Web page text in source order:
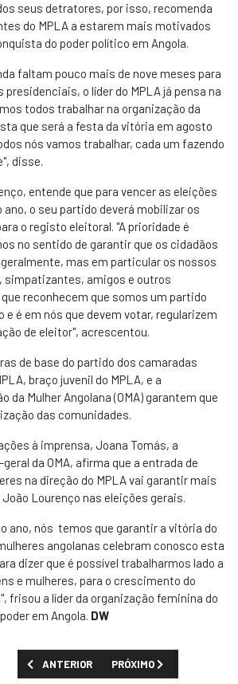
seus detratores, por isso, recomenda
do MPLA a estarem mais motivados
do poder político em Angola.
faltam pouco mais de nove meses para
presidenciais, o líder do MPLA já pensa na
todos trabalhar na organização da
que será a festa da vitória em agosto
nós vamos trabalhar, cada um fazendo
disse.
entende que para vencer as eleições
ano, o seu partido deverá mobilizar os
o registo eleitoral. "A prioridade é
no sentido de garantir que os cidadãos
mas em particular os nossos
amigos e outros
reconhecem que somos um partido
e é em nós que devem votar, regularizem
de eleitor", acrescentou.
de base do partido dos camaradas
braço juvenil do MPLA, e a
da Mulher Angolana (OMA) garantem que
das comunidades.
à imprensa, Joana Tomás, a
da OMA, afirma que a entrada de
na direção do MPLA vai garantir mais
Lourenço nas eleições gerais.
ano, nós temos que garantir a vitória do
angolanas celebram conosco esta
dizer que é possível trabalharmos lado a
e mulheres, para o crescimento do
frisou a líder da organização feminina do
em Angola. DW
ARTIGO ANTERIOR: ONG DIZ QUE
ANTERIOR PRÓXIMO ARTIGO:
PRÓXIMO